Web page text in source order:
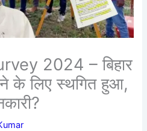
2024 – बिहार
के लिए स्थगित हुआ,